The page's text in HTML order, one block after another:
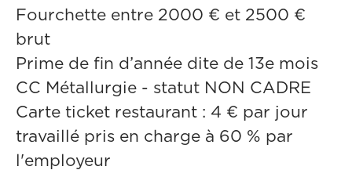
Fourchette entre 2000 € et 2500 €
brut
Prime de fin d’année dite de 13e mois
CC Métallurgie - statut NON CADRE
Carte ticket restaurant : 4 € par jour
travaillé pris en charge à 60 % par
l'employeur